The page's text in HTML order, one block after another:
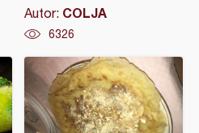
Autor: COLJA
6326